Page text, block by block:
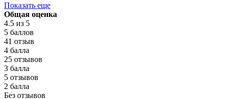
Показать еще
Общая оценка
4.5 из 5
5 баллов
41 отзыв
4 балла
25 отзывов
3 балла
5 отзывов
2 балла
Без отзывов